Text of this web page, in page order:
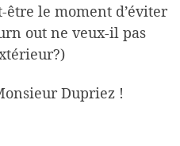
être le moment d’éviter
out ne veux-il pas
Dupriez !